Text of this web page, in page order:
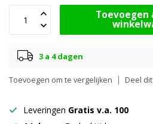
Toevoegen
3 a 4 dagen
Toevoegen om te vergelijken Deel
Leveringen Gratis v.a. 100